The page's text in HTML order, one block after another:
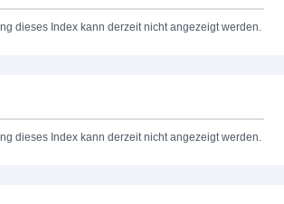
dieses Index kann derzeit nicht angezeigt werden.
dieses Index kann derzeit nicht angezeigt werden.